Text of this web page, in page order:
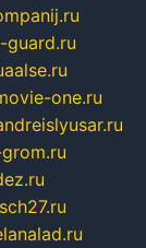
guard.ru
aalse.ru
one.ru